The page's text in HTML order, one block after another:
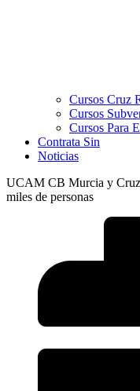
Cursos Cruz
Cursos
Cursos Para
Contrata Sin
Noticias
UCAM CB Murcia y
miles de personas